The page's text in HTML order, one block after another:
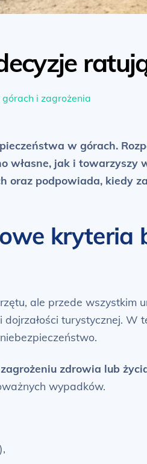
i zagrożenia
w górach.
własne, jak i towarzyszy
podpowiada, kiedy
kryteria
ale przede wszystkim
turystycznej. W
zdrowia lub
wypadków.